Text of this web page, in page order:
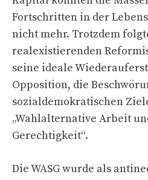
Fortschritten in der
nicht mehr. Trotzdem
realexistierenden
seine ideale
Opposition, die
sozialdemokratischen
„Wahlalternative Arbeit
Gerechtigkeit“.
Die WASG wurde als